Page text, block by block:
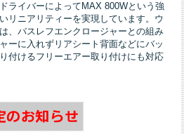
ライバーによってMAX 800Wという強
リニアリティーを実現しています。ウ
、バスレフエンクロージャーとの組み
ーに入れずリアシート背面などにバッ
付けるフリーエアー取り付けにも対応